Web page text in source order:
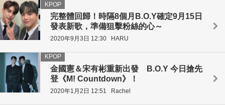
完整體回歸！時隔8個月B.O.Y確定9月15日
發表新歌，準備狙擊粉絲的心～
KPOP
2020年9月3日 12:30 HARU
金國憲＆宋有彬重新出發 B.O.Y 今日搶先
登《M! Countdown》！
KPOP
2020年1月2日 12:51 Rachel